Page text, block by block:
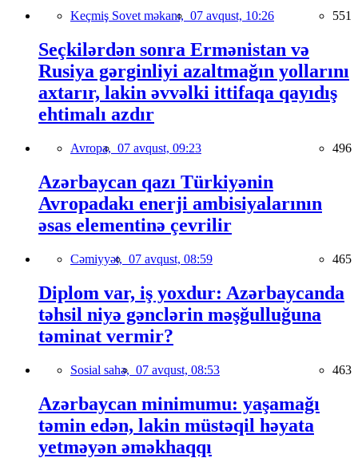
Keçmiş Sovet məkanı, 07 avqust, 10:26 551
Seçkilərdən sonra Ermənistan və
Rusiya gərginliyi azaltmağın yollarını
axtarır, lakin əvvəlki ittifaqa qayıdış
ehtimalı azdır
Avropa, 07 avqust, 09:23 496
Azərbaycan qazı Türkiyənin
Avropadakı enerji ambisiyalarının
əsas elementinə çevrilir
Cəmiyyət, 07 avqust, 08:59 465
Diplom var, iş yoxdur: Azərbaycanda
təhsil niyə gənclərin məşğulluğuna
təminat vermir?
Sosial sahə, 07 avqust, 08:53 463
Azərbaycan minimumu: yaşamağı
təmin edən, lakin müstəqil həyata
yetməyən əməkhaqqı